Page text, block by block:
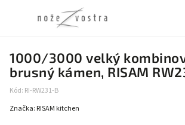
1000/3000 velký
brusný kámen, RISAM
Kód: RI-RW231-B
Značka: RISAM kitchen